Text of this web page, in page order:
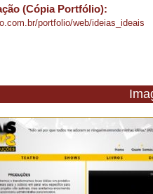
(Cópia Portfólio):
portfolio/web/ideias_ideais